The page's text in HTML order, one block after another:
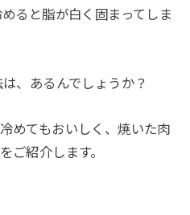
ると脂が白く固まってしま
、あるんでしょうか？
めてもおいしく、焼いた肉
ご紹介します。